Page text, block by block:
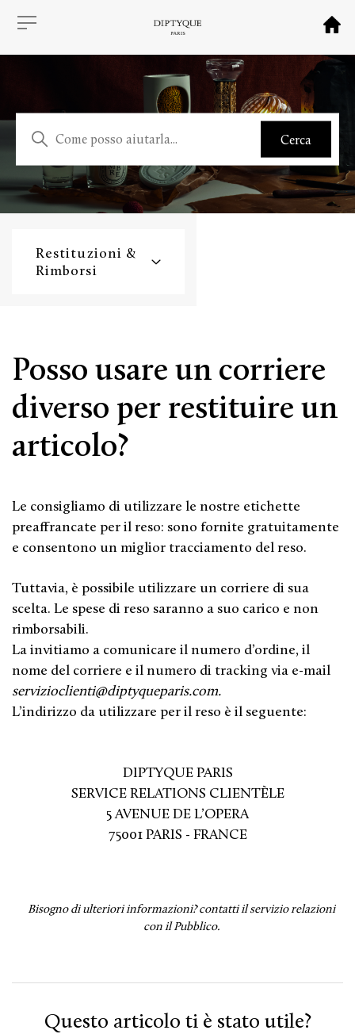
Restituzioni &
Rimborsi
Posso usare un corriere
diverso per restituire un
articolo?
Le consigliamo di utilizzare le nostre etichette
preaffrancate per il reso: sono fornite gratuitamente
e consentono un miglior tracciamento del reso.
Tuttavia, è possibile utilizzare un corriere di sua
scelta. Le spese di reso saranno a suo carico e non
rimborsabili.
La invitiamo a comunicare il numero d’ordine, il
nome del corriere e il numero di tracking via e-mail
servizioclienti@diptyqueparis.com.
L’indirizzo da utilizzare per il reso è il seguente:
DIPTYQUE PARIS
SERVICE RELATIONS CLIENTÈLE
5 AVENUE DE L’OPERA
75001 PARIS - FRANCE
Bisogno di ulteriori informazioni?contatti il servizio relazioni
con il Pubblico.
Questo articolo ti è stato utile?